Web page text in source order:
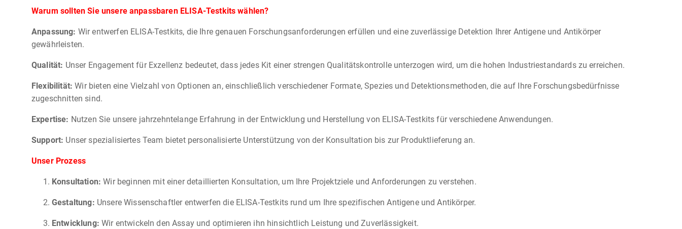
Warum sollten Sie unsere anpassbaren ELISA-Testkits wählen?
Anpassung: Wir entwerfen ELISA-Testkits, die Ihre genauen Forschungsanforderungen erfüllen und eine zuverlässige Detektion Ihrer Antigene und Antikörper
gewährleisten.
Qualität: Unser Engagement für Exzellenz bedeutet, dass jedes Kit einer strengen Qualitätskontrolle unterzogen wird, um die hohen Industriestandards zu erreichen.
Flexibilität: Wir bieten eine Vielzahl von Optionen an, einschließlich verschiedener Formate, Spezies und Detektionsmethoden, die auf Ihre Forschungsbedürfnisse
zugeschnitten sind.
Expertise: Nutzen Sie unsere jahrzehntelange Erfahrung in der Entwicklung und Herstellung von ELISA-Testkits für verschiedene Anwendungen.
Support: Unser spezialisiertes Team bietet personalisierte Unterstützung von der Konsultation bis zur Produktlieferung an.
Unser Prozess
Konsultation: Wir beginnen mit einer detaillierten Konsultation, um Ihre Projektziele und Anforderungen zu verstehen.
Gestaltung: Unsere Wissenschaftler entwerfen die ELISA-Testkits rund um Ihre spezifischen Antigene und Antikörper.
Entwicklung: Wir entwickeln den Assay und optimieren ihn hinsichtlich Leistung und Zuverlässigkeit.